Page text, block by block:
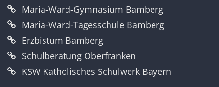
Maria-Ward-Gymnasium Bamberg
Maria-Ward-Tagesschule Bamberg
Erzbistum Bamberg
Schulberatung Oberfranken
KSW Katholisches Schulwerk Bayern